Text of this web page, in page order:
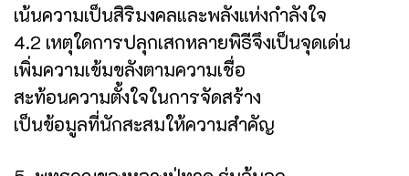
เน้นความเป็นสิริมงคลและพลังแห่งกำลังใจ
4.2 เหตุใดการปลุกเสกหลายพิธีจึงเป็นจุดเด่น
เพิ่มความเข้มขลังตามความเชื่อ
สะท้อนความตั้งใจในการจัดสร้าง
เป็นข้อมูลที่นักสะสมให้ความสำคัญ